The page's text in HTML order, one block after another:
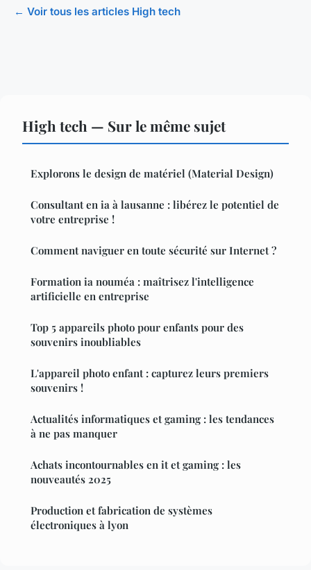
← Voir tous les articles High tech
High tech — Sur le même sujet
Explorons le design de matériel (Material Design)
Consultant en ia à lausanne : libérez le potentiel de
votre entreprise !
Comment naviguer en toute sécurité sur Internet ?
Formation ia nouméa : maîtrisez l'intelligence
artificielle en entreprise
Top 5 appareils photo pour enfants pour des
souvenirs inoubliables
L'appareil photo enfant : capturez leurs premiers
souvenirs !
Actualités informatiques et gaming : les tendances
à ne pas manquer
Achats incontournables en it et gaming : les
nouveautés 2025
Production et fabrication de systèmes
électroniques à lyon